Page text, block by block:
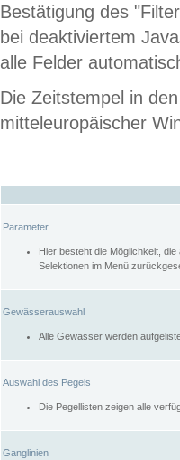
Bestätigung des
bei deaktiviertem
alle Felder
Die Zeitstempel in
mitteleuropäischer
Parameter
Hier besteht die Möglichkeit,
Selektionen im Menü
Gewässerauswahl
Alle Gewässer werden
Auswahl des Pegels
Die Pegellisten zeigen alle
Ganglinien